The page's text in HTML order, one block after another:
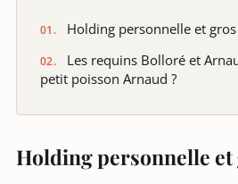
Holding personnelle et
Les requins Bolloré et
petit poisson Arnaud ?
Holding personnelle et